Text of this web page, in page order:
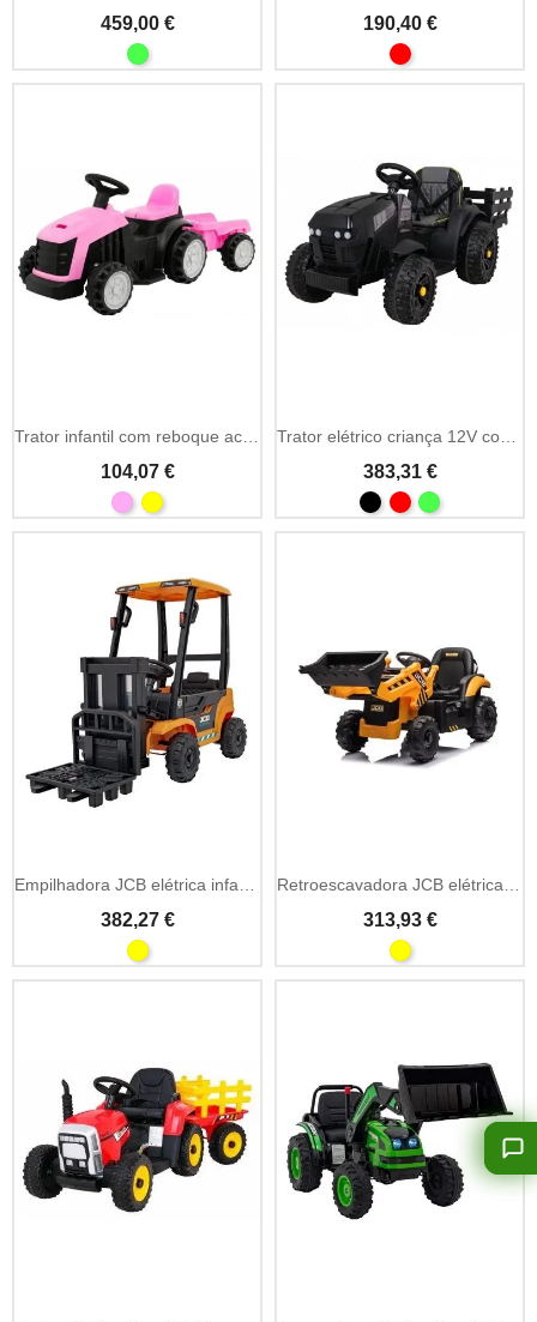
459,00 € 190,40 €
Trator infantil com reboque acoplável
104,07 €
Trator elétrico criança 12V com reboque
383,31 €
Empilhadora JCB elétrica infantil 12V
382,27 €
Retroescavadora JCB elétrica infantil 12V
313,93 €